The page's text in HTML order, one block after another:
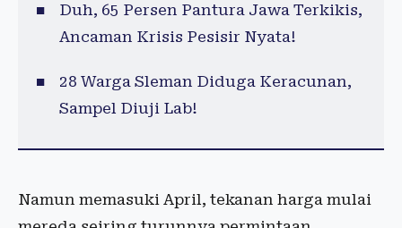
Duh, 65 Persen Pantura Jawa Terkikis,
Ancaman Krisis Pesisir Nyata!
28 Warga Sleman Diduga Keracunan,
Sampel Diuji Lab!
Namun memasuki April, tekanan harga mulai